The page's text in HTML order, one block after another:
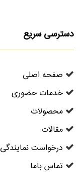
دسترسی سریع
صفحه اصلی
خدمات حضوری
محصولات
مقالات
درخواست نمایندگی
تماس باما